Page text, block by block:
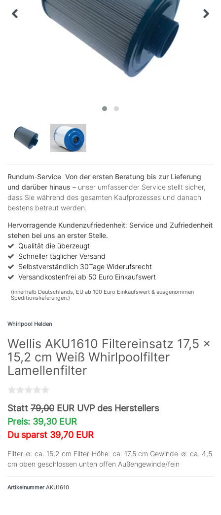
Rundum-Service: Von der ersten Beratung bis zur Lieferung
und darüber hinaus – unser umfassender Service stellt sicher,
dass Sie während des gesamten Kaufprozesses und danach
bestens betreut werden.
Hervorragende Kundenzufriedenheit: Service und Zufriedenheit
stehen bei uns an erster Stelle.
Qualität die überzeugt
Schneller täglicher Versand
Selbstverständlich 30Tage Widerufsrecht
Versandkostenfrei ab 50 Euro Einkaufswert
(innerhalb Deutschlands, EU ab 100 Euro Einkaufswert & ausgenommen
Speditionslieferungen.)
Whirlpool Helden
Wellis AKU1610 Filtereinsatz 17,5 x
15,2 cm Weiß Whirlpoolfilter
Lamellenfilter
Statt 79,00 EUR UVP des Herstellers
Preis: 39,30 EUR
Du sparst 39,70 EUR
Filter-∅: ca. 15,2 cm Filter-Höhe: ca. 17,5 cm Gewinde-∅: ca. 4,5
cm oben geschlossen unten offen Außengewinde/fein
ArtikelnummerAKU1610